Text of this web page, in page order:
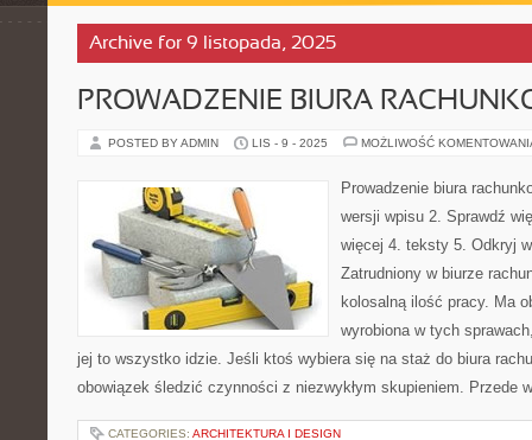
Archive for 9 listopada, 2025
PROWADZENIE BIURA
POSTED BY ADMIN LIS - 9 - 2025 MOŻLIWOŚĆ
Prowadzenie biura
wersji wpisu 2. Sprawdź
więcej 4. teksty 5. Odkryj
Zatrudniony w biurze
kolosalną ilość pracy. Ma
wyrobiona w tych
jej to wszystko idzie. Jeśli ktoś wybiera się na staż do biura
obowiązek śledzić czynności z niezwykłym skupieniem. Przede
CATEGORIES: ARCHITEKTURA I DESIGN